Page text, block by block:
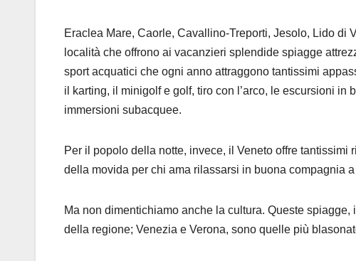
Eraclea Mare, Caorle, Cavallino-Treporti, Jesolo, Lido di
località che offrono ai vacanzieri splendide spiagge
sport acquatici che ogni anno attraggono tantissimi
il karting, il minigolf e golf, tiro con l’arco, le escursioni
immersioni subacquee.
Per il popolo della notte, invece, il Veneto offre
della movida per chi ama rilassarsi in buona compagnia
Ma non dimentichiamo anche la cultura. Queste
della regione; Venezia e Verona, sono quelle più